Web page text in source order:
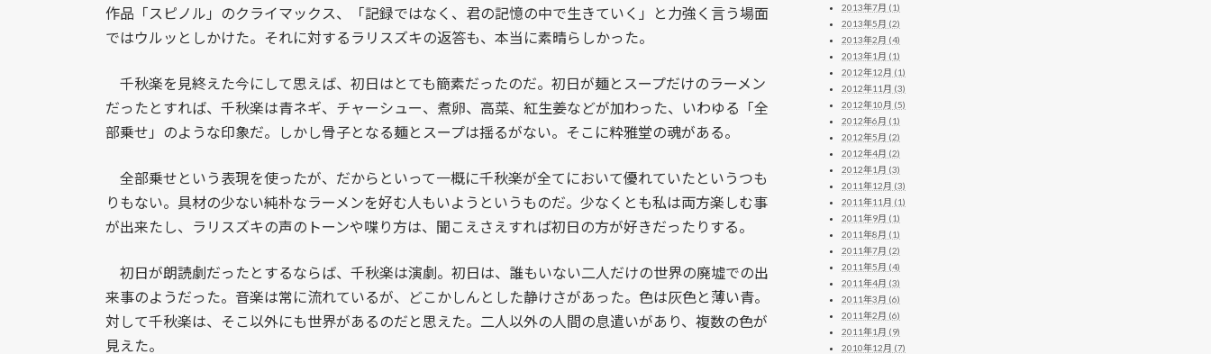
作品「スピノル」のクライマックス、「記録ではなく、君の記憶の中で生きていく」と力強く言う場面
ではウルッとしかけた。それに対するラリスズキの返答も、本当に素晴らしかった。
千秋楽を見終えた今にして思えば、初日はとても簡素だったのだ。初日が麺とスープだけのラーメン
だったとすれば、千秋楽は青ネギ、チャーシュー、煮卵、高菜、紅生姜などが加わった、いわゆる「全
部乗せ」のような印象だ。しかし骨子となる麺とスープは揺るがない。そこに粋雅堂の魂がある。
全部乗せという表現を使ったが、だからといって一概に千秋楽が全てにおいて優れていたというつも
りもない。具材の少ない純朴なラーメンを好む人もいようというものだ。少なくとも私は両方楽しむ事
が出来たし、ラリスズキの声のトーンや喋り方は、聞こえさえすれば初日の方が好きだったりする。
初日が朗読劇だったとするならば、千秋楽は演劇。初日は、誰もいない二人だけの世界の廃墟での出
来事のようだった。音楽は常に流れているが、どこかしんとした静けさがあった。色は灰色と薄い青。
対して千秋楽は、そこ以外にも世界があるのだと思えた。二人以外の人間の息遣いがあり、複数の色が
見えた。
2013年7月 (1)
2013年5月 (2)
2013年2月 (4)
2013年1月 (1)
2012年12月 (1)
2012年11月 (3)
2012年10月 (5)
2012年6月 (1)
2012年5月 (2)
2012年4月 (2)
2012年1月 (3)
2011年12月 (3)
2011年11月 (1)
2011年9月 (1)
2011年8月 (1)
2011年7月 (2)
2011年5月 (4)
2011年4月 (3)
2011年3月 (6)
2011年2月 (6)
2011年1月 (9)
2010年12月 (7)